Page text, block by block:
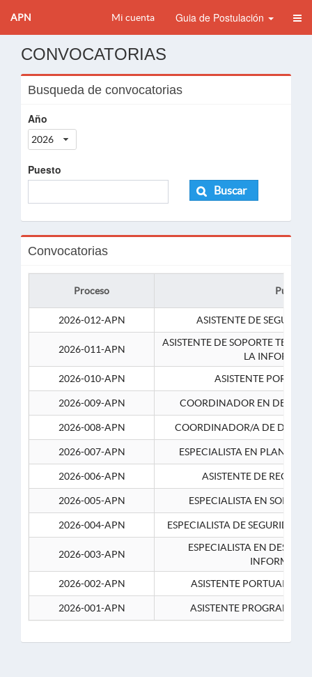
APN Mi cuenta Guia de Postulación
CONVOCATORIAS
Busqueda de convocatorias
Año
2026
Puesto
Buscar
Convocatorias
Proceso Puesto
2026-012-APN ASISTENTE DE
2026-011-APN
ASISTENTE DE SOPORTE
LA
2026-010-APN
ASISTENTE
2026-009-APN COORDINADOR EN
2026-008-APN COORDINADOR/A DE
2026-007-APN ESPECIALISTA EN
2026-006-APN ASISTENTE DE
2026-005-APN ESPECIALISTA EN
2026-004-APN ESPECIALISTA DE SEGURIDAD
2026-003-APN
ESPECIALISTA EN
2026-002-APN
ASISTENTE PORTUARIO 2-
2026-001-APN ASISTENTE